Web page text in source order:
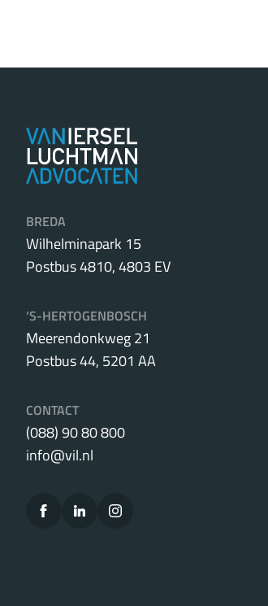
BREDA
Wilhelminapark 15
Postbus 4810, 4803 EV
‘S-HERTOGENBOSCH
Meerendonkweg 21
Postbus 44, 5201 AA
CONTACT
(088) 90 80 800
info@vil.nl